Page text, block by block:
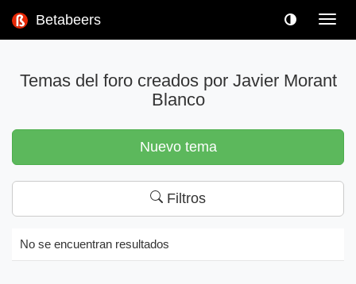
Betabeers
Temas del foro creados por Javier Morant
Blanco
Nuevo tema
Filtros
No se encuentran resultados